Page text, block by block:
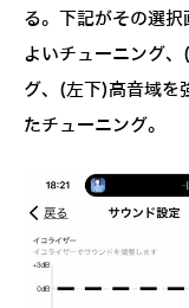
る。下記がその選
よいチューニング
グ、(左下)高音域を
たチューニング。